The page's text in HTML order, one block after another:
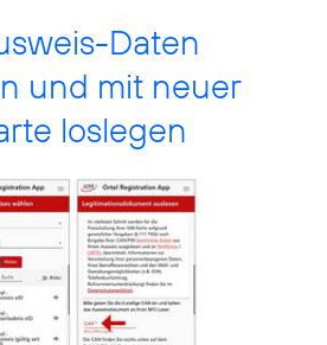
Daten
und mit neuer
loslegen